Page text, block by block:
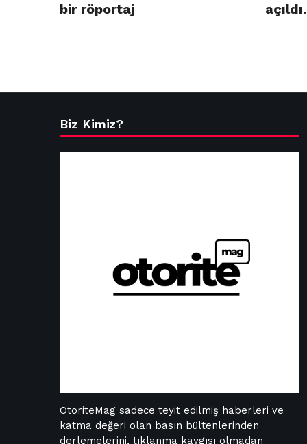
bir röportaj
açıldı.
Biz Kimiz?
OtoriteMag sadece teyit edilmiş haberleri ve
katma değeri olan basın bültenlerinden
derlemelerini, tıklanma kaygısı olmadan